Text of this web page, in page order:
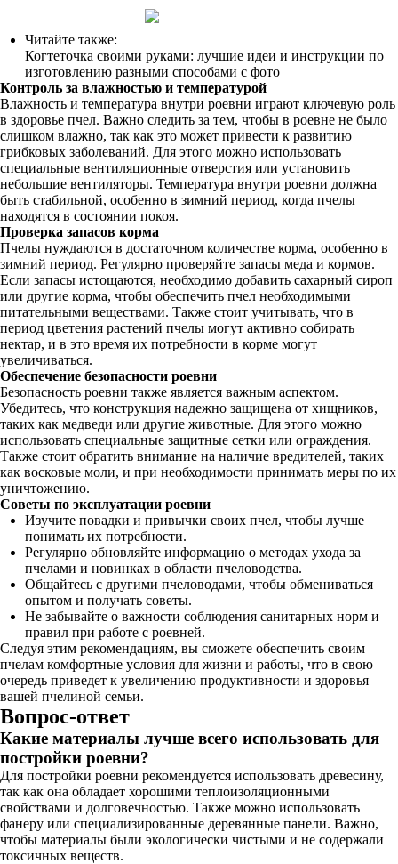
Читайте также:
Когтеточка своими руками: лучшие идеи и инструкции по
изготовлению разными способами с фото
Контроль за влажностью и температурой
Влажность и температура внутри роевни играют ключевую роль
в здоровье пчел. Важно следить за тем, чтобы в роевне не было
слишком влажно, так как это может привести к развитию
грибковых заболеваний. Для этого можно использовать
специальные вентиляционные отверстия или установить
небольшие вентиляторы. Температура внутри роевни должна
быть стабильной, особенно в зимний период, когда пчелы
находятся в состоянии покоя.
Проверка запасов корма
Пчелы нуждаются в достаточном количестве корма, особенно в
зимний период. Регулярно проверяйте запасы меда и кормов.
Если запасы истощаются, необходимо добавить сахарный сироп
или другие корма, чтобы обеспечить пчел необходимыми
питательными веществами. Также стоит учитывать, что в
период цветения растений пчелы могут активно собирать
нектар, и в это время их потребности в корме могут
увеличиваться.
Обеспечение безопасности роевни
Безопасность роевни также является важным аспектом.
Убедитесь, что конструкция надежно защищена от хищников,
таких как медведи или другие животные. Для этого можно
использовать специальные защитные сетки или ограждения.
Также стоит обратить внимание на наличие вредителей, таких
как восковые моли, и при необходимости принимать меры по их
уничтожению.
Советы по эксплуатации роевни
Изучите повадки и привычки своих пчел, чтобы лучше
понимать их потребности.
Регулярно обновляйте информацию о методах ухода за
пчелами и новинках в области пчеловодства.
Общайтесь с другими пчеловодами, чтобы обмениваться
опытом и получать советы.
Не забывайте о важности соблюдения санитарных норм и
правил при работе с роевней.
Следуя этим рекомендациям, вы сможете обеспечить своим
пчелам комфортные условия для жизни и работы, что в свою
очередь приведет к увеличению продуктивности и здоровья
вашей пчелиной семьи.
Вопрос-ответ
Какие материалы лучше всего использовать для
постройки роевни?
Для постройки роевни рекомендуется использовать древесину,
так как она обладает хорошими теплоизоляционными
свойствами и долговечностью. Также можно использовать
фанеру или специализированные деревянные панели. Важно,
чтобы материалы были экологически чистыми и не содержали
токсичных веществ.